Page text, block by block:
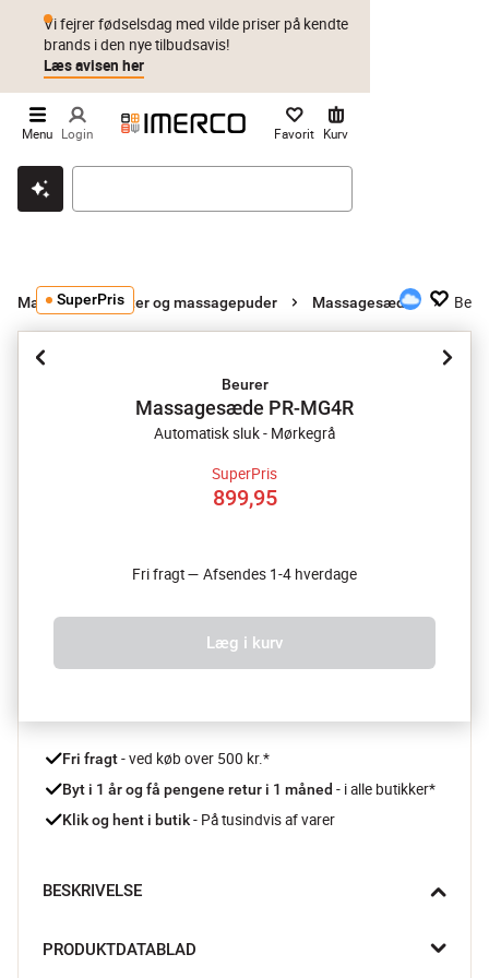
Klik & hent Byt i 1 år Prismatch
Vi fejrer fødselsdag med vilde priser på kendte
brands i den nye tilbudsavis!
Læs avisen her
Menu Login Favorit Kurv
Massageapparater og massagepuder Massagesæder
SuperPris
Beurer
Massagesæde PR-MG4R
Automatisk sluk - Mørkegrå
SuperPris
899,95
Fri fragt — Afsendes 1-4 hverdage
Læg i kurv
Fri fragt - ved køb over 500 kr.*
Byt i 1 år og få pengene retur i 1 måned - i alle butikker*
Klik og hent i butik - På tusindvis af varer
BESKRIVELSE
MG4R – et slankt massagesæde i stilrent design.
PRODUKTDATABLAD